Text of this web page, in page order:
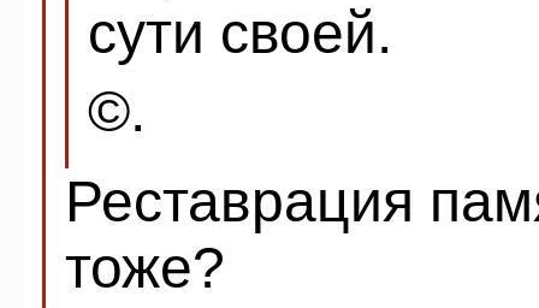
сути своей.
©.
Реставрация
тоже?